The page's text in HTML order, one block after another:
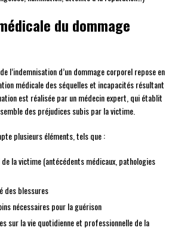
du dommage
l’indemnisation d’un dommage corporel repose en
médicale des séquelles et incapacités résultant
est réalisée par un médecin expert, qui établit
des préjudices subis par la victime.
plusieurs éléments, tels que :
la victime (antécédents médicaux, pathologies
des blessures
nécessaires pour la guérison
sur la vie quotidienne et professionnelle de la